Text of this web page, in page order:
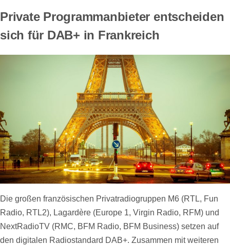
Private Programmanbieter entscheiden
sich für DAB+ in Frankreich
Die großen französischen Privatradiogruppen M6 (RTL, Fun
Radio, RTL2), Lagardère (Europe 1, Virgin Radio, RFM) und
NextRadioTV (RMC, BFM Radio, BFM Business) setzen auf
den digitalen Radiostandard DAB+. Zusammen mit weiteren